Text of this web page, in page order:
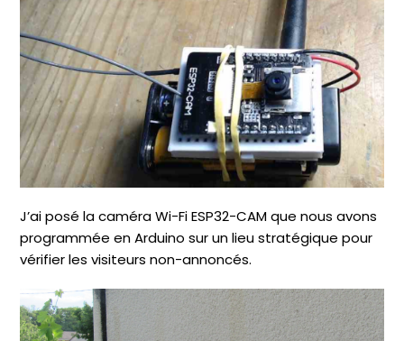
J’ai posé la caméra Wi-Fi ESP32-CAM que nous avons
programmée en Arduino sur un lieu stratégique pour
vérifier les visiteurs non-annoncés.